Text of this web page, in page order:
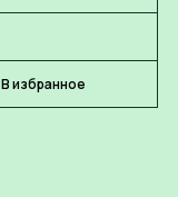
В избранное